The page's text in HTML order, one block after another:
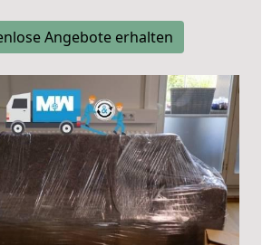
Angebote erhalten